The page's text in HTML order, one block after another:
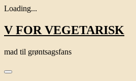
Loading...
Skip
to
V FOR VEGETARISK
mad til grøntsagsfans